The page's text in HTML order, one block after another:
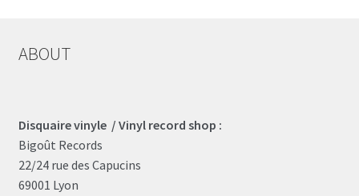
ABOUT
Disquaire vinyle / Vinyl record shop :
Bigoût Records
22/24 rue des Capucins
69001 Lyon